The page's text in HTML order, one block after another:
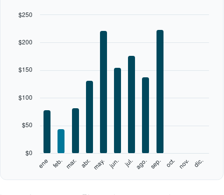
Range:
categories.
ene feb. mar. abr. may. jun. jul. ago. sep. oct. nov. dic.
$0
$50
$100
$150
$200
$250
interactive